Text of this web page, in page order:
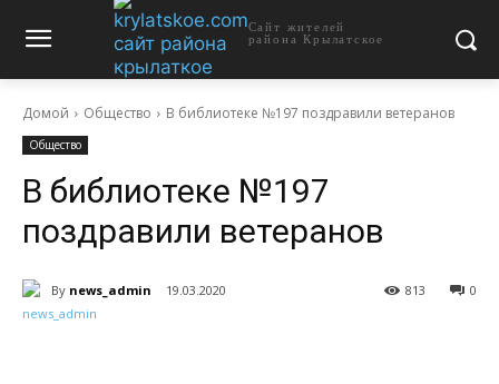
Сайт жителей
района Крылатское
Домой Общество В библиотеке №197 поздравили ветеранов
Общество
В библиотеке №197
поздравили ветеранов
By news_admin 19.03.2020 0
813